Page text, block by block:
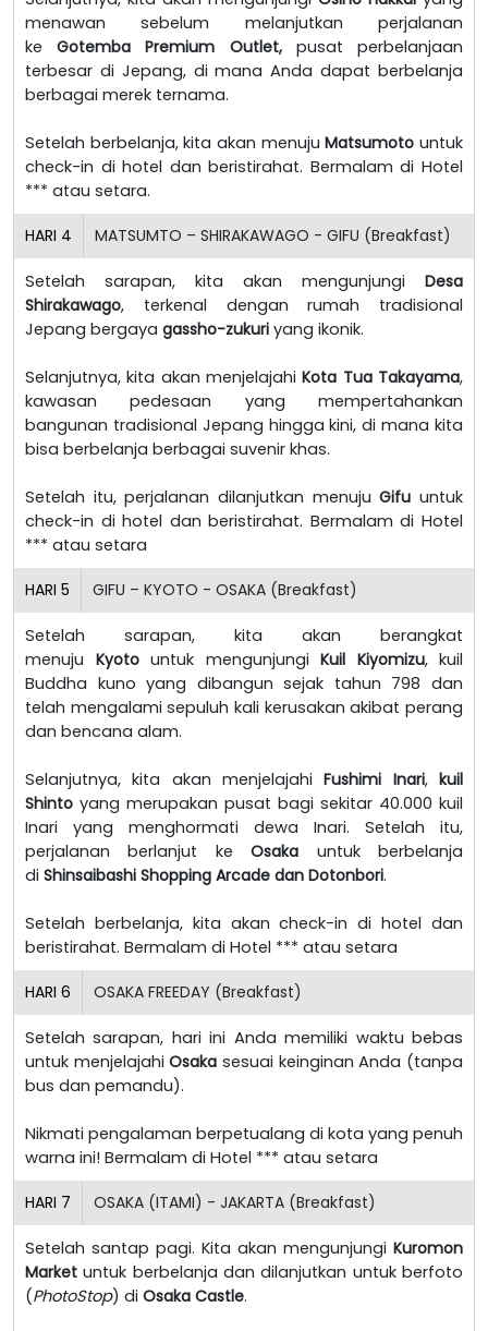
menawan sebelum melanjutkan perjalanan
keGotemba Premium Outlet,pusat perbelanjaan
terbesar di Jepang, di mana Anda dapat berbelanja
berbagai merek ternama.
Setelah berbelanja, kita akan menujuMatsumotountuk
check-in di hotel dan beristirahat. Bermalam di Hotel
*** atau setara.
HARI 4 MATSUMTO – SHIRAKAWAGO - GIFU (Breakfast)
Setelah sarapan, kita akan mengunjungi Desa
Shirakawago, terkenal dengan rumah tradisional
Jepang bergaya gassho-zukuri yang ikonik.
Selanjutnya, kita akan menjelajahiKota Tua Takayama,
kawasan pedesaan yang mempertahankan
bangunan tradisional Jepang hingga kini, di mana kita
bisa berbelanja berbagai suvenir khas.
Setelah itu, perjalanan dilanjutkan menujuGifu untuk
check-in di hotel dan beristirahat. Bermalam di Hotel
*** atau setara
HARI 5 GIFU – KYOTO - OSAKA (Breakfast)
Setelah sarapan, kita akan berangkat
menuju Kyotountuk mengunjungi Kuil Kiyomizu, kuil
Buddha kuno yang dibangun sejak tahun 798 dan
telah mengalami sepuluh kali kerusakan akibat perang
dan bencana alam.
Selanjutnya, kita akan menjelajahiFushimi Inari,kuil
Shinto yang merupakan pusat bagi sekitar 40.000 kuil
Inari yang menghormati dewa Inari. Setelah itu,
perjalanan berlanjut keOsaka untuk berbelanja
di Shinsaibashi Shopping Arcade dan Dotonbori.
Setelah berbelanja, kita akan check-in di hotel dan
beristirahat. Bermalam di Hotel *** atau setara
HARI 6 OSAKA FREEDAY (Breakfast)
Setelah sarapan, hari ini Anda memiliki waktu bebas
untuk menjelajahiOsaka sesuai keinginan Anda (tanpa
bus dan pemandu).
Nikmati pengalaman berpetualang di kota yang penuh
warna ini! Bermalam di Hotel *** atau setara
HARI 7 OSAKA (ITAMI) - JAKARTA (Breakfast)
Setelah santap pagi. Kita akan mengunjungi Kuromon
Market untuk berbelanja dan dilanjutkan untuk berfoto
(PhotoStop) di Osaka Castle.